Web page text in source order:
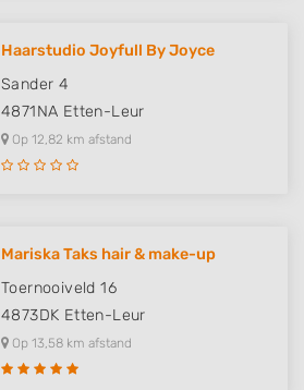
Haarstudio Joyfull By Joyce
Sander 4
4871NA Etten-Leur
Op 12,82 km afstand
Mariska Taks hair & make-up
Toernooiveld 16
4873DK Etten-Leur
Op 13,58 km afstand